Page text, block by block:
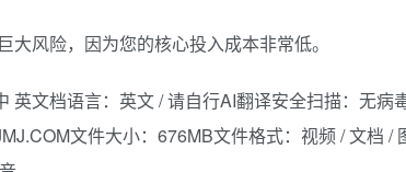
大风险，因为您的核心投入成本非常低。
英文档语言：英文 / 请自行AI翻译安全扫描：无病
文件大小：676MB文件格式：视频 / 文档 /